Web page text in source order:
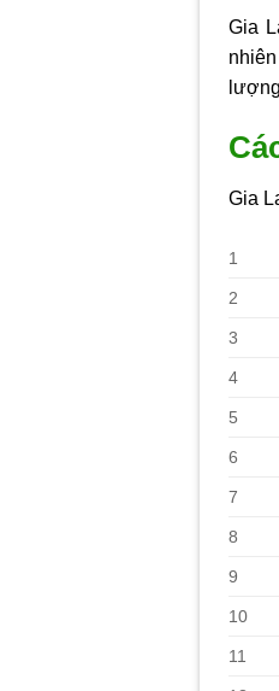
Gia
Gia
1
2
3
4
5
6
7
8
9
10
11